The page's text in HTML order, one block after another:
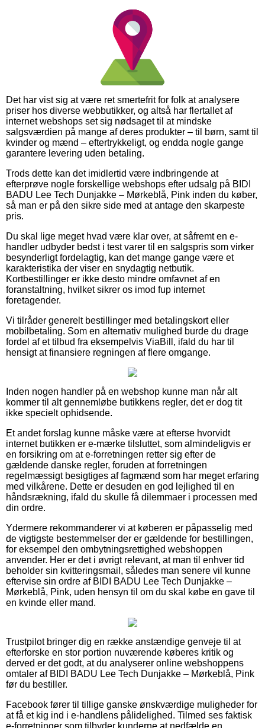
Det har vist sig at være ret smertefrit for folk at analysere
priser hos diverse webbutikker, og altså har flertallet af
internet webshops set sig nødsaget til at mindske
salgsværdien på mange af deres produkter – til børn, samt til
kvinder og mænd – eftertrykkeligt, og endda nogle gange
garantere levering uden betaling.
Trods dette kan det imidlertid være indbringende at
efterprøve nogle forskellige webshops efter udsalg på BIDI
BADU Lee Tech Dunjakke – Mørkeblå, Pink inden du køber,
så man er på den sikre side med at antage den skarpeste
pris.
Du skal lige meget hvad være klar over, at såfremt en e-
handler udbyder bedst i test varer til en salgspris som virker
besynderligt fordelagtig, kan det mange gange være et
karakteristika der viser en snydagtig netbutik.
Kortbestillinger er ikke desto mindre omfavnet af en
foranstaltning, hvilket sikrer os imod fup internet
foretagender.
Vi tilråder generelt bestillinger med betalingskort eller
mobilbetaling. Som en alternativ mulighed burde du drage
fordel af et tilbud fra eksempelvis ViaBill, ifald du har til
hensigt at finansiere regningen af flere omgange.
Inden nogen handler på en webshop kunne man når alt
kommer til alt gennemløbe butikkens regler, det er dog tit
ikke specielt ophidsende.
Et andet forslag kunne måske være at efterse hvorvidt
internet butikken er e-mærke tilsluttet, som almindeligvis er
en forsikring om at e-forretningen retter sig efter de
gældende danske regler, foruden at forretningen
regelmæssigt besigtiges af fagmænd som har meget erfaring
med vilkårene. Dette er desuden en god lejlighed til en
håndsrækning, ifald du skulle få dilemmaer i processen med
din ordre.
Ydermere rekommanderer vi at køberen er påpasselig med
de vigtigste bestemmelser der er gældende for bestillingen,
for eksempel den ombytningsrettighed webshoppen
anvender. Her er det i øvrigt relevant, at man til enhver tid
beholder sin kvitteringsmail, således man senere vil kunne
eftervise sin ordre af BIDI BADU Lee Tech Dunjakke –
Mørkeblå, Pink, uden hensyn til om du skal købe en gave til
en kvinde eller mand.
Trustpilot bringer dig en række anstændige genveje til at
efterforske en stor portion nuværende køberes kritik og
derved er det godt, at du analyserer online webshoppens
omtaler af BIDI BADU Lee Tech Dunjakke – Mørkeblå, Pink
før du bestiller.
Facebook fører til tillige ganske ønskværdige muligheder for
at få et kig ind i e-handlens pålidelighed. Tilmed ses faktisk
e-forretninger som tilbyder kunderne at nedfælde en